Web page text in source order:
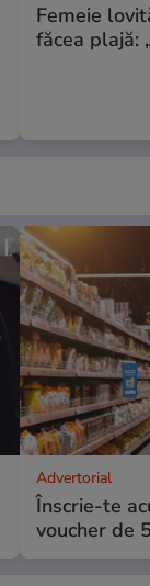
Femeie
făcea plajă:
Advertorial
Înscrie-te
voucher de